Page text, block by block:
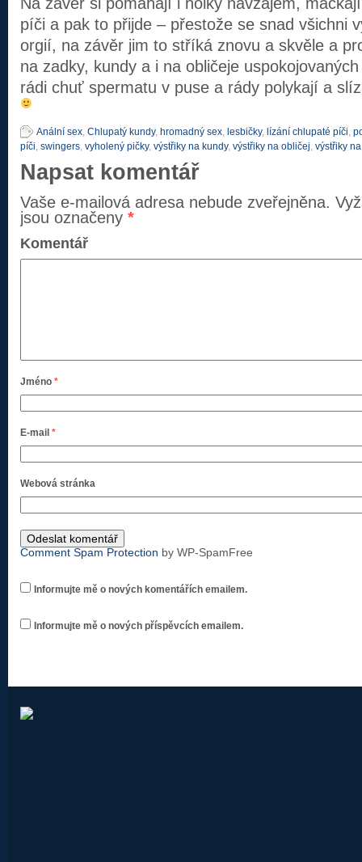
píči a pak to přijde – přestože se snad všichni
orgií, na závěr jim to stříká znovu a skvěle a
na zadky, kundy a i na obličeje
rádi chuť spermatu v puse a rády polykají a
Anální sex, Chlupatý kundy, hromadný sex, lesbičky, lízání chlupaté píči,
píči, swingers, vyholený pičky, výstřiky na kundy, výstřiky na obličej, výstřiky
Napsat komentář
Vaše e-mailová adresa nebude zveřejněna.
jsou označeny *
Komentář
Jméno *
E-mail *
Webová stránka
Comment Spam Protection by WP-SpamFree
Informujte mě o nových komentářích emailem.
Informujte mě o nových příspěvcích emailem.